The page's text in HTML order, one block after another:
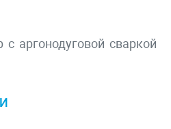
аргонодуговой сваркой